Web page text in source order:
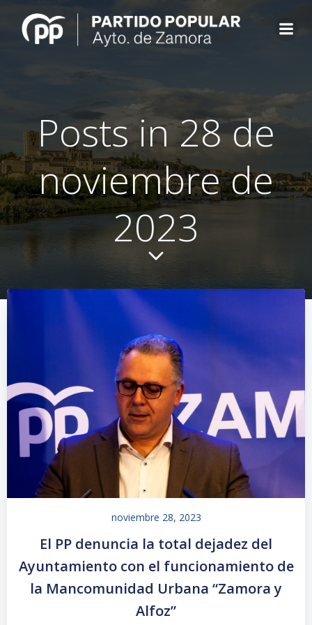
al
contenido
Posts in 28 de
noviembre de
2023
noviembre 28, 2023
El PP denuncia la total dejadez del
Ayuntamiento con el funcionamiento de
la Mancomunidad Urbana “Zamora y
Alfoz”